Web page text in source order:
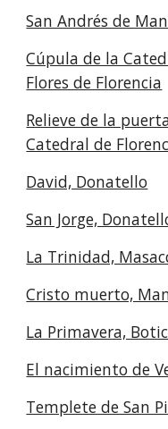
San Andrés de
Cúpula de la
Flores de Florencia
Relieve de la
Catedral de
David, Donatello
San Jorge,
La Trinidad,
Cristo muerto,
La Primavera,
El nacimiento de
Templete de San